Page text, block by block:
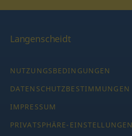
Langenscheidt
NUTZUNGSBEDINGUNGEN
DATENSCHUTZBESTIMMUNGEN
IMPRESSUM
PRIVATSPHÄRE-EINSTELLUNGEN